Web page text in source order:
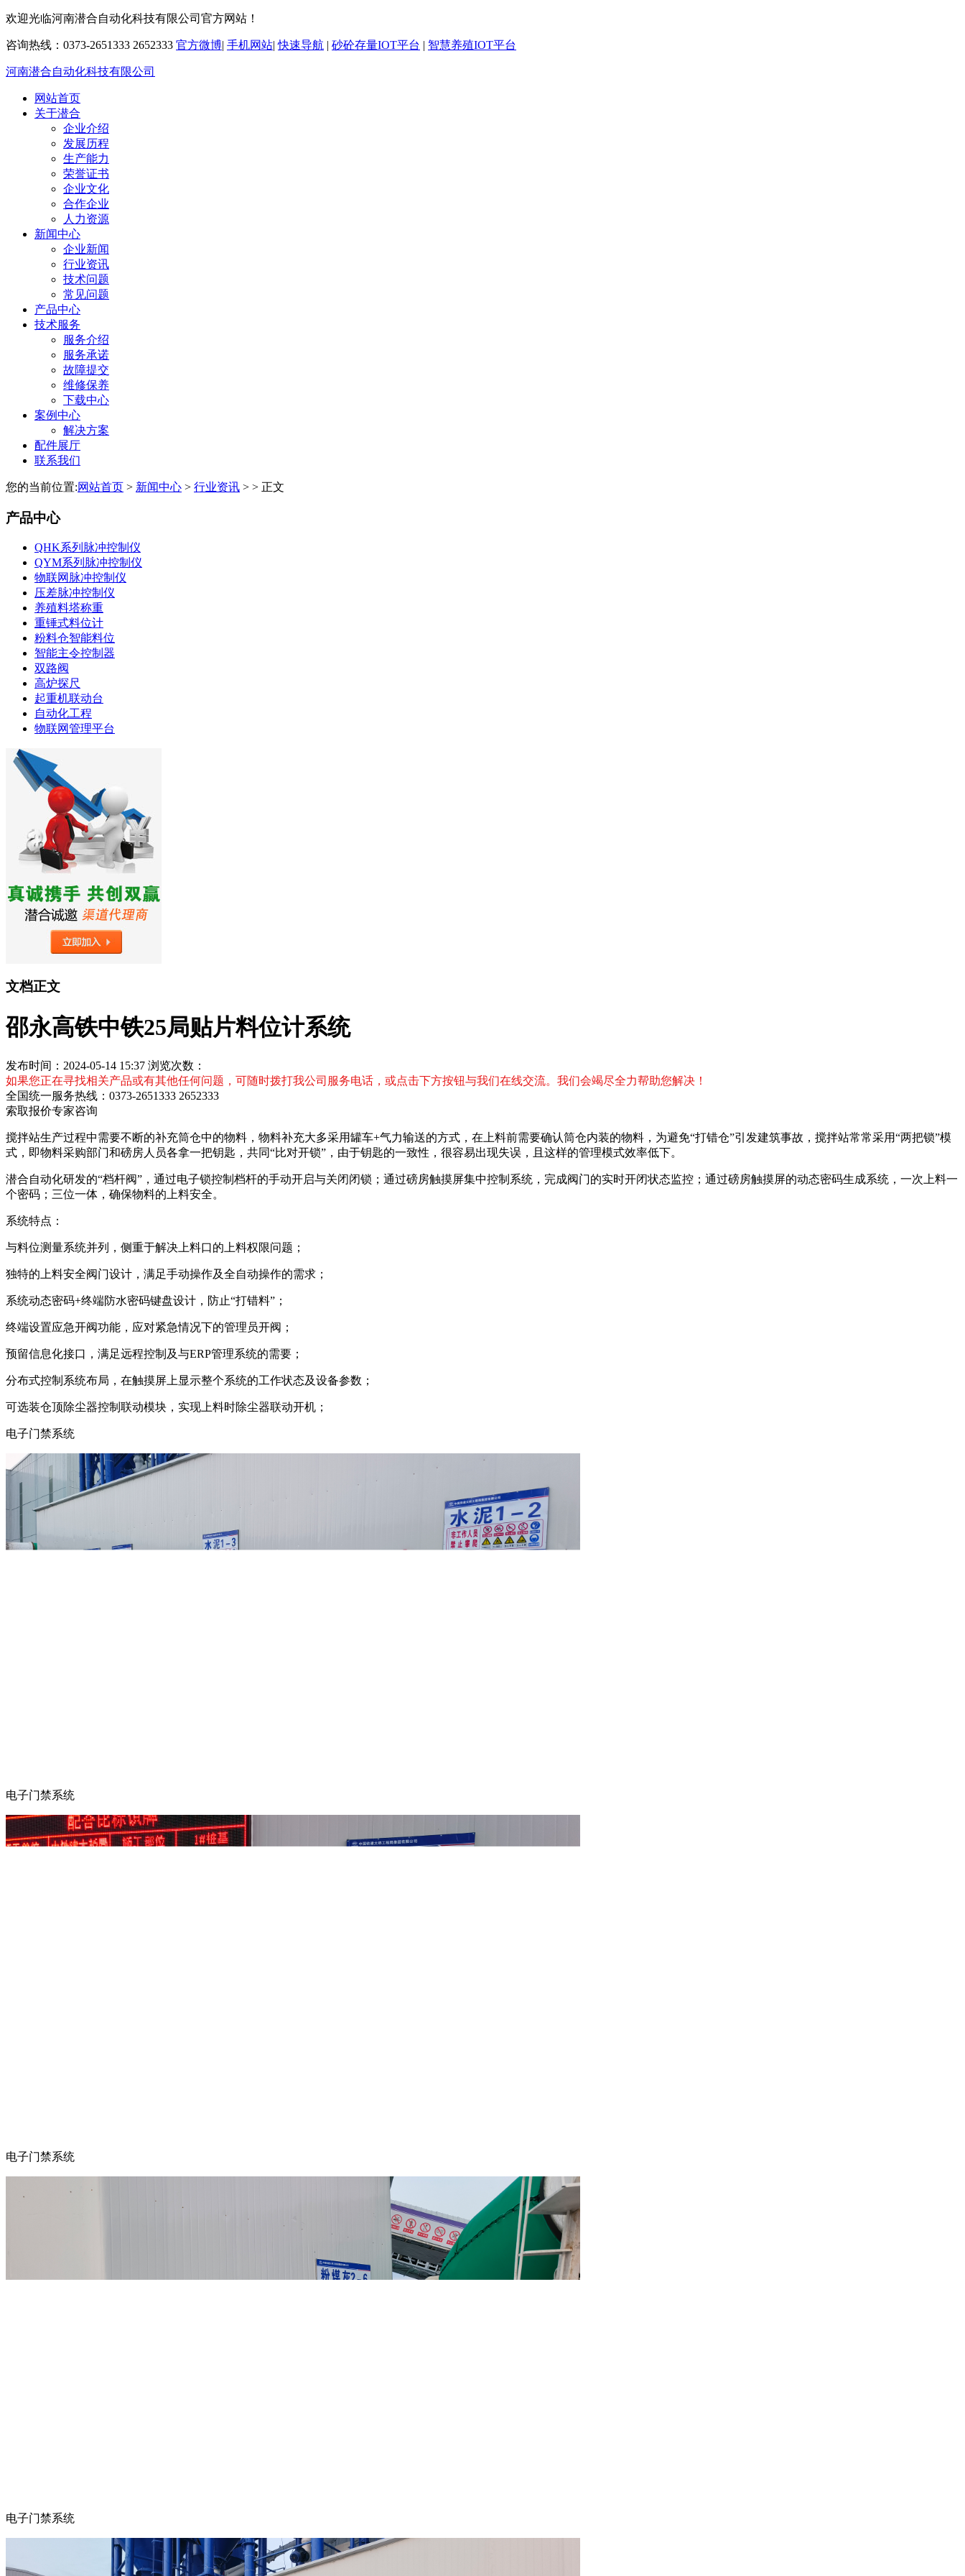
欢迎光临河南潜合自动化科技有限公司官方网站！
咨询热线：0373-2651333 2652333 官方微博| 手机网站|快速导航 | 砂砼存量IOT平台 | 智慧养殖IOT平台
河南潜合自动化科技有限公司
网站首页
关于潜合
企业介绍
发展历程
生产能力
荣誉证书
企业文化
合作企业
人力资源
新闻中心
企业新闻
行业资讯
技术问题
常见问题
产品中心
技术服务
服务介绍
服务承诺
故障提交
维修保养
下载中心
案例中心
解决方案
配件展厅
联系我们
您的当前位置:网站首页 > 新闻中心 > 行业资讯 > > 正文
产品中心
QHK系列脉冲控制仪
QYM系列脉冲控制仪
物联网脉冲控制仪
压差脉冲控制仪
养殖料塔称重
重锤式料位计
粉料仓智能料位
智能主令控制器
双路阀
高炉探尺
起重机联动台
自动化工程
物联网管理平台
文档正文
邵永高铁中铁25局贴片料位计系统
发布时间：2024-05-14 15:37 浏览次数：
如果您正在寻找相关产品或有其他任何问题，可随时拨打我公司服务电话，或点击下方按钮与我们在线交流。我们会竭尽全力帮助您解决！
全国统一服务热线： 0373-2651333 2652333
索取报价专家咨询
搅拌站生产过程中需要不断的补充筒仓中的物料，物料补充大多采用罐车+气力输送的方式，在上料前需要确认筒仓内装的物料，为避免“打错仓”引发建筑事故，搅拌站常常采用“两把锁”模
式，即物料采购部门和磅房人员各拿一把钥匙，共同“比对开锁”，由于钥匙的一致性，很容易出现失误，且这样的管理模式效率低下。
潜合自动化研发的“档杆阀”，通过电子锁控制档杆的手动开启与关闭闭锁；通过磅房触摸屏集中控制系统，完成阀门的实时开闭状态监控；通过磅房触摸屏的动态密码生成系统，一次上料一
个密码；三位一体，确保物料的上料安全。
系统特点：
与料位测量系统并列，侧重于解决上料口的上料权限问题；
独特的上料安全阀门设计，满足手动操作及全自动操作的需求；
系统动态密码+终端防水密码键盘设计，防止“打错料”；
终端设置应急开阀功能，应对紧急情况下的管理员开阀；
预留信息化接口，满足远程控制及与ERP管理系统的需要；
分布式控制系统布局，在触摸屏上显示整个系统的工作状态及设备参数；
可选装仓顶除尘器控制联动模块，实现上料时除尘器联动开机；
电子门禁系统
电子门禁系统
电子门禁系统
电子门禁系统